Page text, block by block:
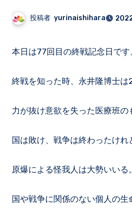
投稿者 yurinaishihara
本日は77回目の終戦記念日です
終戦を知った時、永井隆博士は
力が抜け意欲を失った医療班の
国は敗け、戦争は終わったけれ
原爆による怪我人は大勢いいる。
国や戦争に関係のない個人の生